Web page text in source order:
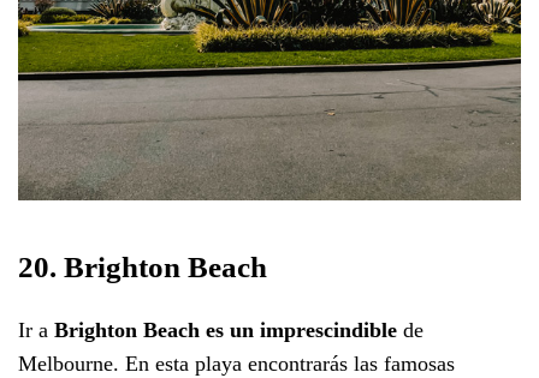
20. Brighton Beach
Ir a Brighton Beach es un imprescindible de
Melbourne. En esta playa encontrarás las famosas